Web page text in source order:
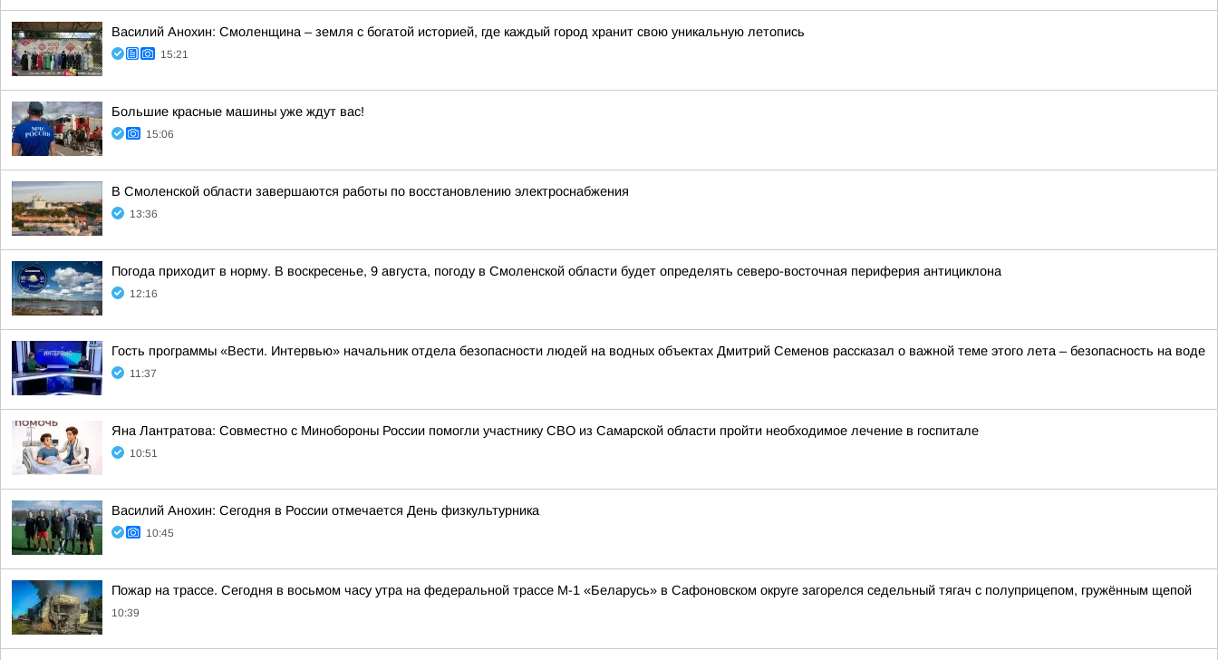
Василий Анохин: Смоленщина – земля с богатой историей, где каждый город хранит свою уникальную летопись
15:21
Большие красные машины уже ждут вас!
15:06
В Смоленской области завершаются работы по восстановлению электроснабжения
13:36
Погода приходит в норму. В воскресенье, 9 августа, погоду в Смоленской области будет определять северо-восточная периферия антициклона
12:16
Гость программы «Вести. Интервью» начальник отдела безопасности людей на водных объектах Дмитрий Семенов рассказал о важной теме этого лета – безопасность на воде
11:37
Яна Лантратова: Совместно с Минобороны России помогли участнику СВО из Самарской области пройти необходимое лечение в госпитале
10:51
Василий Анохин: Сегодня в России отмечается День физкультурника
10:45
Пожар на трассе. Сегодня в восьмом часу утра на федеральной трассе М-1 «Беларусь» в Сафоновском округе загорелся седельный тягач с полуприцепом, гружённым щепой
10:39